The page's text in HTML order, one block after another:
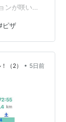
ンが咲いた
あったか
良さにタジタ
収穫ナスは
うございま
いのよ💕 何
ピザ
（2） • 5日前